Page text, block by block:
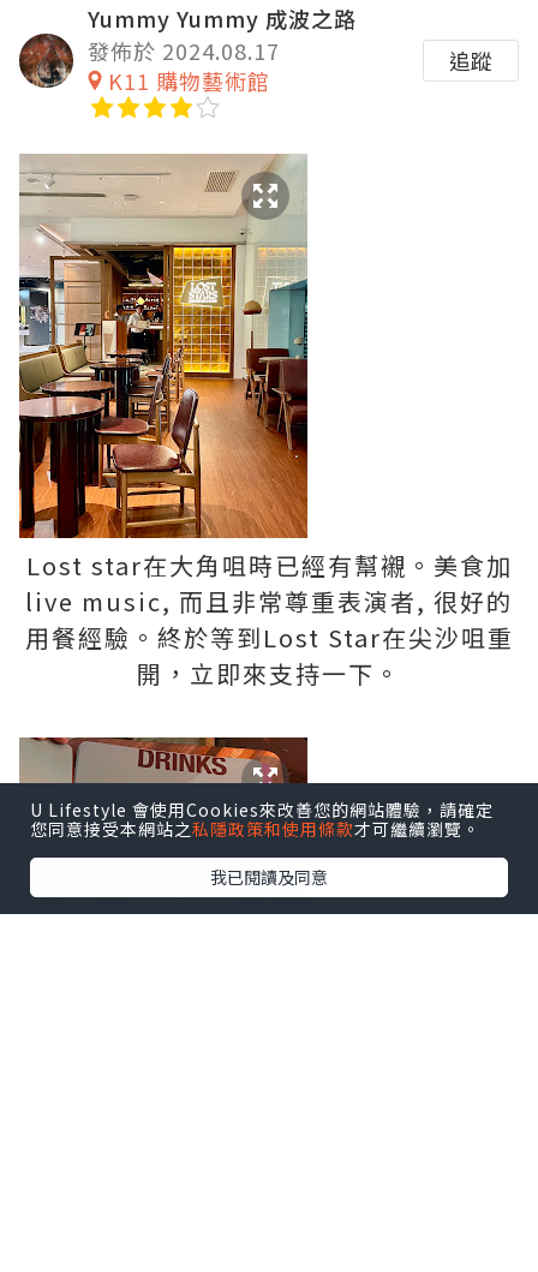
Yummy Yummy 成波之路
發佈於 2024.08.17
K11 購物藝術館
追蹤
Lost star在大角咀時已經有幫襯。美食加
live music, 而且非常尊重表演者, 很好的
用餐經驗。終於等到Lost Star在尖沙咀重
開，立即來支持一下。
U Lifestyle 會使用Cookies來改善您的網站體驗，請確定
您同意接受本網站之私隱政策和使用條款才可繼續瀏覽。
我已閱讀及同意